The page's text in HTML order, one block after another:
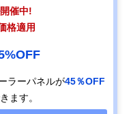
催中!
格適用
ラーパネルが45％OFF
ます。